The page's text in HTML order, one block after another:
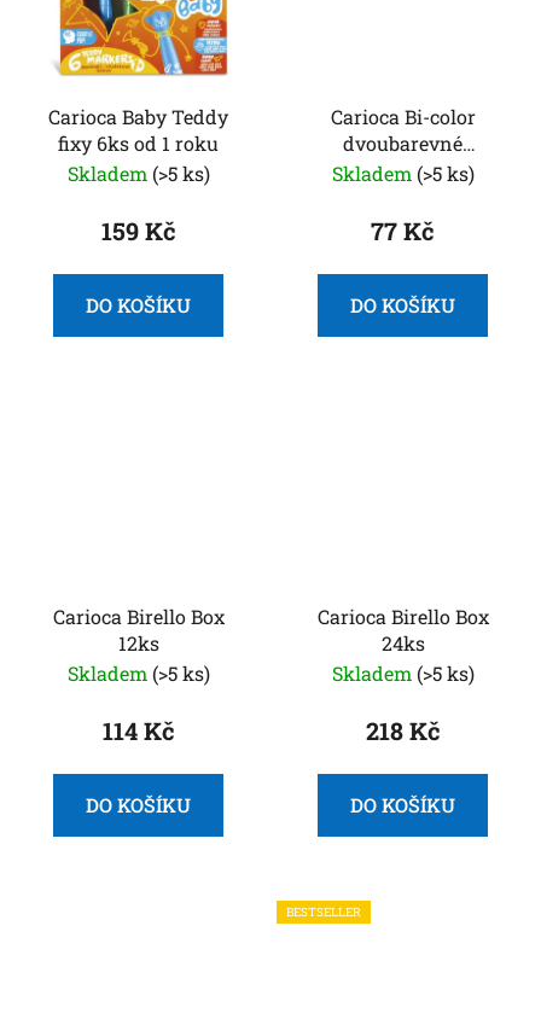
Carioca Baby Teddy
fixy 6ks od 1 roku
Skladem (>5 ks)
159 Kč
DO KOŠÍKU
Carioca Bi-color
dvoubarevné
popisovače 6ks
Skladem (>5 ks)
77 Kč
DO KOŠÍKU
Carioca Birello Box
12ks
Skladem (>5 ks)
114 Kč
DO KOŠÍKU
Carioca Birello Box
24ks
Skladem (>5 ks)
218 Kč
DO KOŠÍKU
BESTSELLER